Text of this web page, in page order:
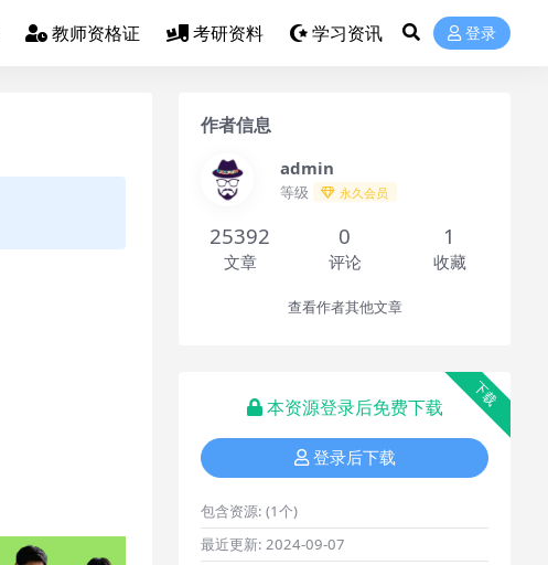
教师资格证 考研资料 学习资讯 登录
作者信息
admin
等级 永久会员
25392
文章
0
评论
1
收藏
查看作者其他文章
下载
本资源登录后免费下载
登录后下载
包含资源: (1个)
最近更新: 2024-09-07